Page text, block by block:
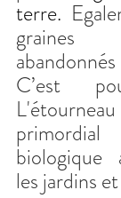
terre.
C’est
biologique
les jardins